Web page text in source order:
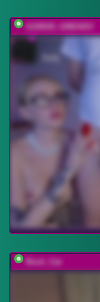
GOROD_GREHOV
Rock_Cat